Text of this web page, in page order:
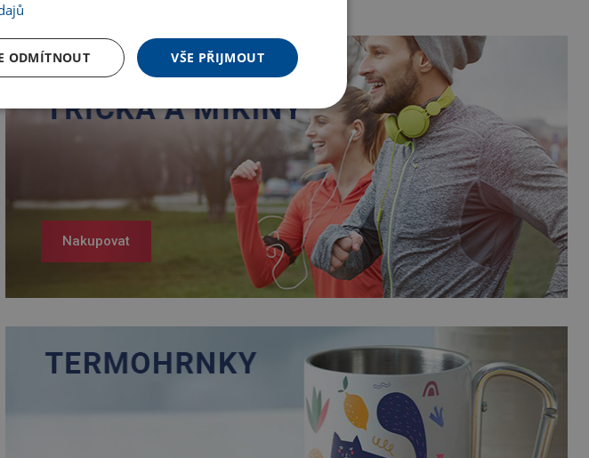
Nakupovat
VŠE PŘIJMOUT
ODMÍTNOUT